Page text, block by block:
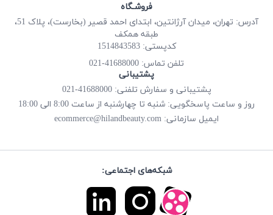
فروشـگاه
آدرس: تهران، میدان آرژانتین، ابتدای احمد قصیر (بخارست)، پلاک 51،
طبقه همکف
کدپستی: 1514843583
تلفن تماس: 41688000-021
پشتیبانی
پشتیبانی و سفارش تلفنی: 41688000-021
روز و ساعت پاسخگویی: شنبه تا چهارشنبه از ساعت 8:00 الی 18:00
ایمیل سازمانی: ecommerce@hilandbeauty.com
شبکه‌های اجتماعی: